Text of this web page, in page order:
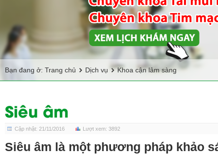
Bạn đang ở: Trang chủ Dịch vụ Khoa cận lâm sàng
Siêu âm
Cập nhật: 21/11/2016 Lượt xem: 3892
Siêu âm là một phương pháp khảo